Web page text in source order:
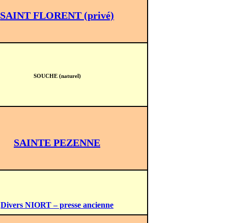
SAINT FLORENT (privé)
SOUCHE (naturel)
SAINTE PEZENNE
Divers NIORT – presse ancienne